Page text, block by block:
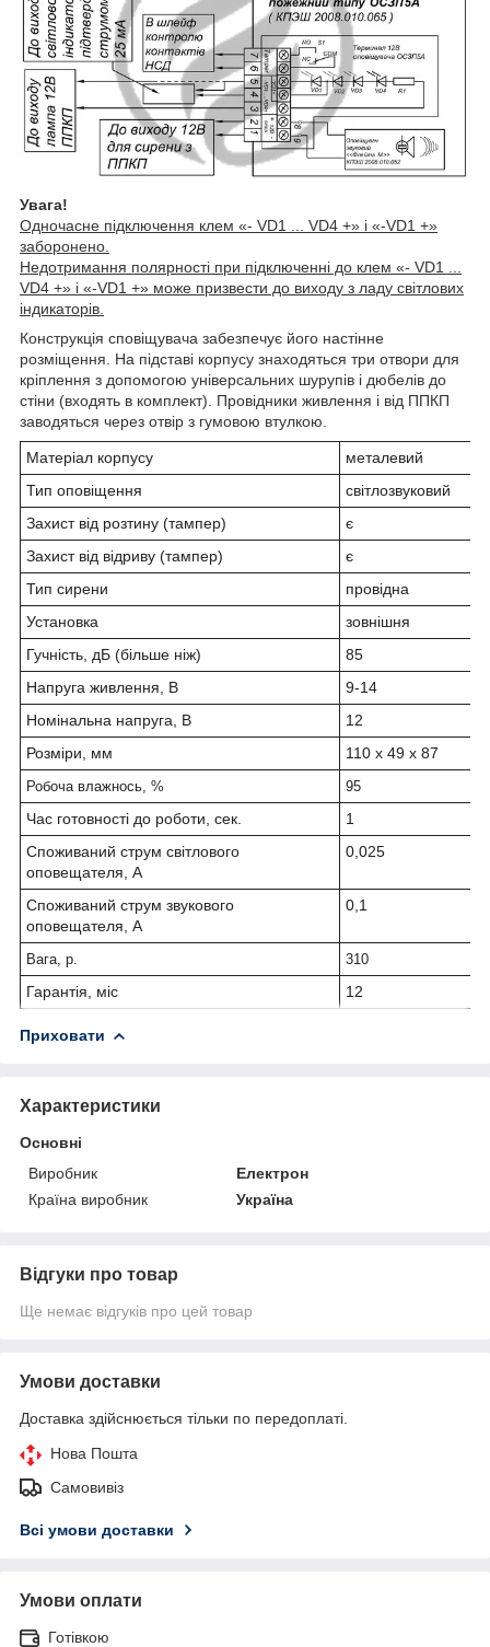
Увага!
Одночасне підключення клем «- VD1 ... VD4 +» і «-VD1 +»
заборонено.
Недотримання полярності при підключенні до клем «- VD1 ...
VD4 +» і «-VD1 +» може призвести до виходу з ладу світлових
індикаторів.
Конструкція сповіщувача забезпечує його настінне
розміщення. На підставі корпусу знаходяться три отвори для
кріплення з допомогою універсальних шурупів і дюбелів до
стіни (входять в комплект). Провідники живлення і від ППКП
заводяться через отвір з гумовою втулкою.
Матеріал корпусу
металевий
Тип оповіщення
світлозвуковий
Захист від розтину (тампер)
є
Захист від відриву (тампер)
є
Тип сирени
провідна
Установка
зовнішня
Гучність, дБ (більше ніж)
85
Напруга живлення, В
9-14
Номінальна напруга, В
12
Розміри, мм
110 x 49 х 87
Робоча влажнось, % 95
Час готовності до роботи, сек.
1
Споживаний струм світлового
оповещателя, А
0,025
Споживаний струм звукового
оповещателя, А
0,1
Вага, р. 310
Гарантія, міс 12
Приховати
Характеристики
Основні
Виробник
Електрон
Країна виробник
Україна
Відгуки про товар
Ще немає відгуків про цей товар
Умови доставки
Доставка здійснюється тільки по передоплаті.
Нова Пошта
Самовивіз
Всі умови доставки
Умови оплати
Готівкою